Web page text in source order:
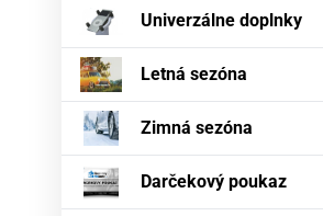
Univerzálne doplnky
Letná sezóna
Zimná sezóna
Darčekový poukaz